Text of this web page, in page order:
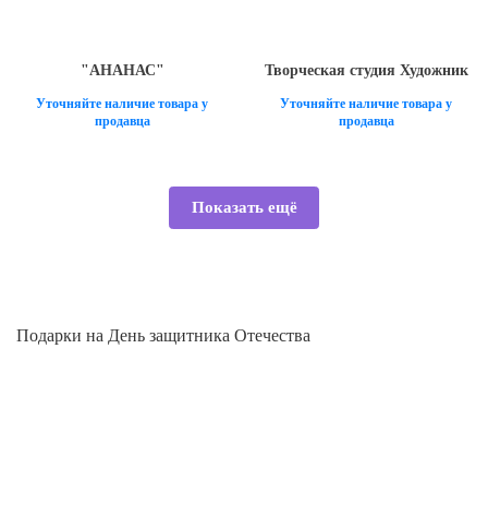
"АНАНАС"
Уточняйте наличие товара у
продавца
Творческая студия Художник
Уточняйте наличие товара у
продавца
Показать ещё
Подарки на День защитника Отечества